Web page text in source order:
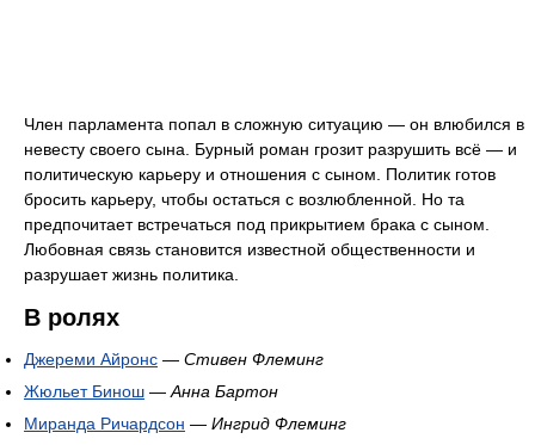
Член парламента попал в сложную ситуацию — он влюбился в
невесту своего сына. Бурный роман грозит разрушить всё — и
политическую карьеру и отношения с сыном. Политик готов
бросить карьеру, чтобы остаться с возлюбленной. Но та
предпочитает встречаться под прикрытием брака с сыном.
Любовная связь становится известной общественности и
разрушает жизнь политика.
В ролях
Джереми Айронс — Стивен Флеминг
Жюльет Бинош — Анна Бартон
Миранда Ричардсон — Ингрид Флеминг